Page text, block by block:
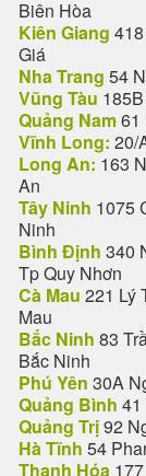
Biên Hòa
Kiên Giang
Giá
Nha Trang 54
Vũng Tàu
Quảng Nam61
Vĩnh Long: 20/
Long An: 163
An
Tây Ninh 1075
Ninh
Bình Định 340
Tp Quy Nhơn
Cà Mau 221 Lý
Mau
Bắc Ninh 83
Bắc Ninh
Phú Yên 30A
Quảng Bình
Quảng Trị92
Hà Tĩnh 54
Thanh Hóa